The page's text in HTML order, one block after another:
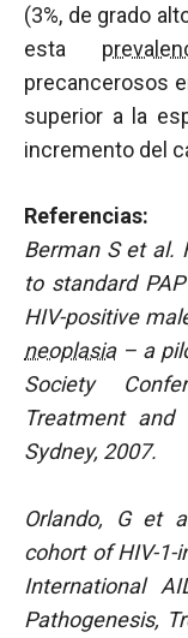
(3%, de grado
esta
precancerosos
superior a la
incremento del
Referencias:
Berman S et al.
to standard
HIV-positive
neoplasia– a
Society
Treatment and
Sydney, 2007.
Orlando, G et
cohort of HIV-1-
International
Pathogenesis,